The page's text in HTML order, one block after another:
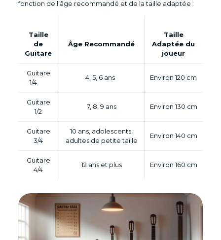
fonction de l’âge recommandé et de la taille adaptée :
Taille
de
Guitare
Âge Recommandé
Taille
Adaptée du
joueur
Guitare
1/4
4, 5, 6 ans Environ 120 cm
Guitare
1/2
7, 8, 9 ans Environ 130 cm
Guitare
3/4
10 ans, adolescents,
adultes de petite taille
Environ 140 cm
Guitare
4/4
12 ans et plus Environ 160 cm